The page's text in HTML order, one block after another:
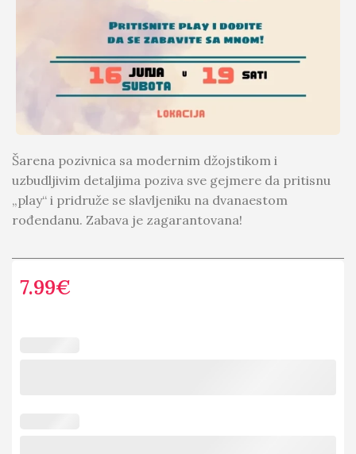
Šarena pozivnica sa modernim džojstikom i
uzbudljivim detaljima poziva sve gejmere da pritisnu
„play“ i pridruže se slavljeniku na dvanaestom
rođendanu. Zabava je zagarantovana!
7.99€